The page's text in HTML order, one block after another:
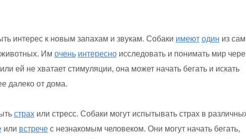
интерес к новым запахам и звукам. Собаки имеют один из
животных. Им очень интересноисследовать и понимать мир
ей не хватает стимуляции, она может начать бегать и искать
далеко от дома.
страхили стресс. Собаки могут испытывать страх в
или встречес незнакомым человеком. Они могут начать бегать,